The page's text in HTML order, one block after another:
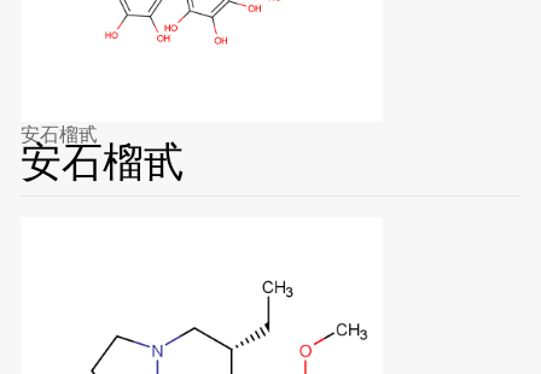
安石榴甙
安石榴甙